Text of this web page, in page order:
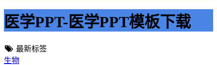
医学PPT-医学PPT模板下载
最新标签
生物